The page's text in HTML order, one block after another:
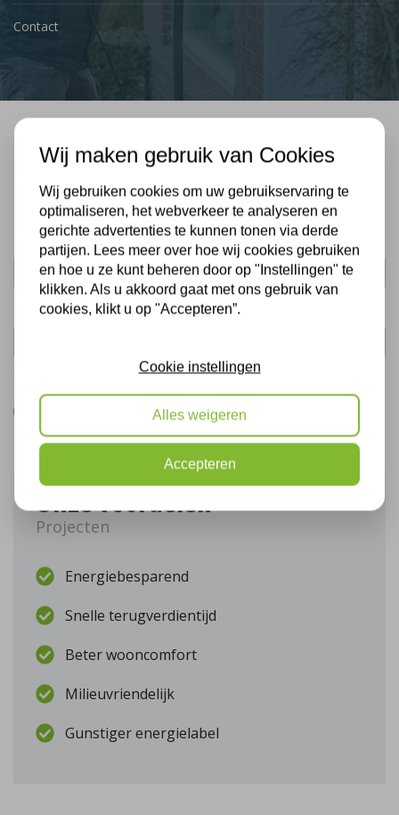
Contact
Bel mij terug
Gratis, vrijblijvend advies
Uw naam:
Telefoonnummer:
De gegevens die u hier verstrekt vallen onder onsprivacy statement
Onze voordelen
Projecten
Energiebesparend
Snelle terugverdientijd
Beter wooncomfort
Milieuvriendelijk
Gunstiger energielabel
Wij maken gebruik van Cookies
Wij gebruiken cookies om uw gebruikservaring te
optimaliseren, het webverkeer te analyseren en
gerichte advertenties te kunnen tonen via derde
partijen. Lees meer over hoe wij cookies gebruiken
en hoe u ze kunt beheren door op "Instellingen" te
klikken. Als u akkoord gaat met ons gebruik van
cookies, klikt u op "Accepteren”.
Cookie instellingen
Alles weigeren
Accepteren